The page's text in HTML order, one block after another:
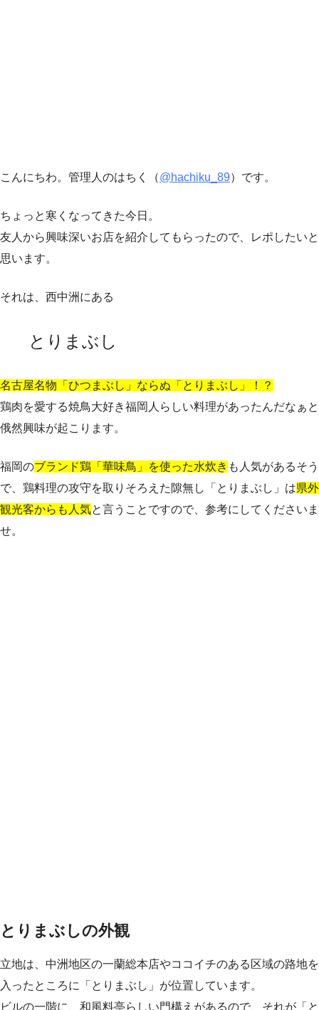
こんにちわ。管理人のはちく（@hachiku_89）です。
ちょっと寒くなってきた今日。
友人から興味深いお店を紹介してもらったので、レポしたいと
思います。
それは、西中洲にある
とりまぶし
名古屋名物「ひつまぶし」ならぬ「とりまぶし」！？
鶏肉を愛する焼鳥大好き福岡人らしい料理があったんだなぁと
俄然興味が起こります。
福岡のブランド鶏「華味鳥」を使った水炊き も人気があるそう
で、鶏料理の攻守を取りそろえた隙無し「とりまぶし」は県外
観光客からも人気と言うことですので、参考にしてくださいま
せ。
とりまぶしの外観
立地は、中洲地区の一蘭総本店やココイチのある区域の路地を
入ったところに「とりまぶし」が位置しています。
ビルの一階に、和風料亭らしい門構えがあるので、それが「と